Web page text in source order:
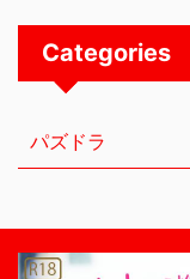
Categories
パズドラ